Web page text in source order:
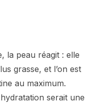
la peau réagit : elle
grasse, et l’on est
au maximum.
serait une